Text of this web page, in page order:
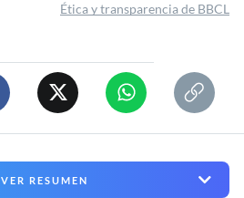
Ética y transparencia de BBCL
VER RESUMEN